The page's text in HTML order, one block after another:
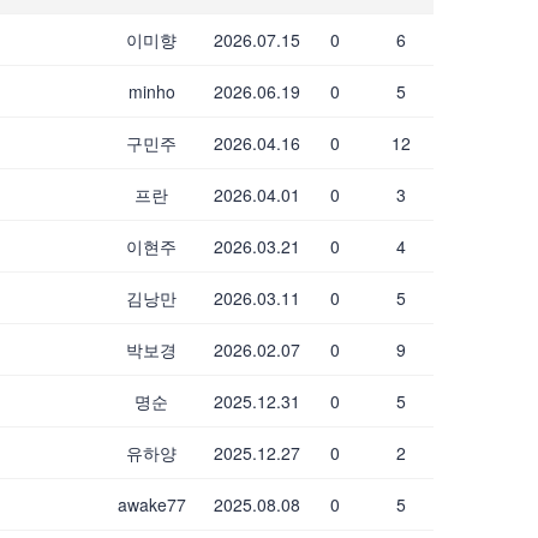
이미향 2026.07.15 0 6
minho 2026.06.19 0 5
구민주 2026.04.16 0 12
프란 2026.04.01 0 3
이현주 2026.03.21 0 4
김낭만 2026.03.11 0 5
박보경 2026.02.07 0 9
명순 2025.12.31 0 5
유하양 2025.12.27 0 2
awake77 2025.08.08 0 5